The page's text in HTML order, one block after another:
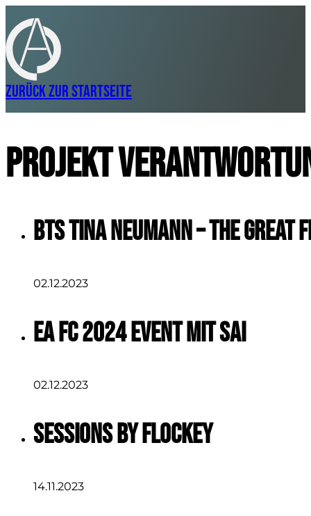
Zurück zur Startseite
Projekt
BTS Tina Neumann – The
02.12.2023
EA FC 2024 Event mit Sai
02.12.2023
Sessions by Flockey
14.11.2023